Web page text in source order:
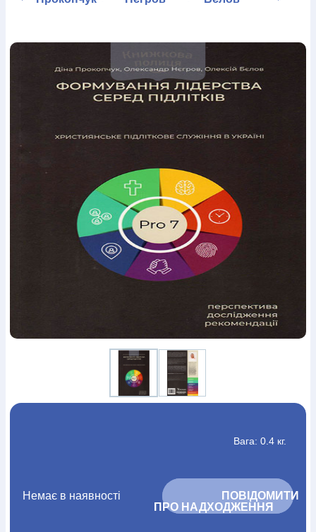
Богослов`яШлюб і сім`яЮдаїзм
Закладки для книг
Брелоки
БлокнотиЩоденники / щотижневикиВироби з дерева
Вироби з кераміки і глиниВироби з сріблаКартини
Шкіряні виробиМагнітиМеталеві
подарунковіПлакатиПластмасові виробиХустки
Подарункові картки
Календарі
Канцелярскі товари
Комп`ютерні ігри
Сувенирна продукціяГодинникиПазли
Книга в комплекті
За додатковою інформацією дзвоніть за номером:
Ми у Facebook
Вага: 0.4 кг.
Немає в наявності
			ПОВІДОМИТИ
ПРО НАДХОДЖЕННЯ